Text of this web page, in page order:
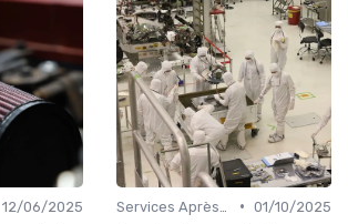
12/06/2025
• 01/10/2025